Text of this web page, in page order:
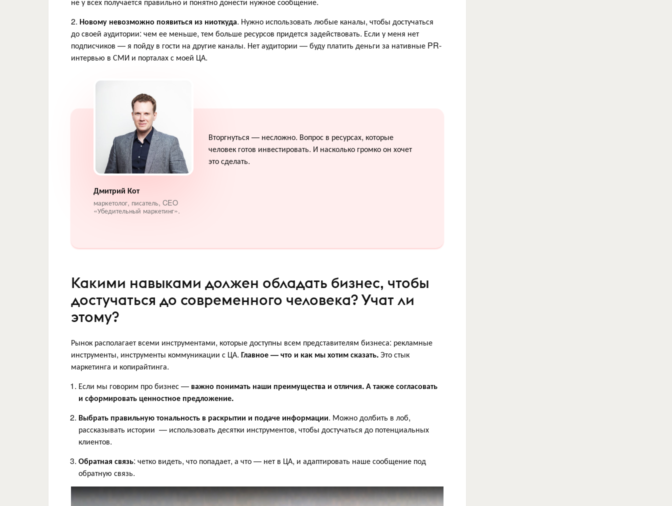
2. Новому невозможно появиться из ниоткуда. Нужно использовать любые каналы, чтобы достучаться
до своей аудитории: чем ее меньше, тем больше ресурсов придется задействовать. Если у меня нет
подписчиков — я пойду в гости на другие каналы. Нет аудитории — буду платить деньги за нативные PR-
интервью в СМИ и порталах с моей ЦА.
Дмитрий Кот
маркетолог, писатель, CEO
«Убедительный маркетинг».
Вторгнуться — несложно. Вопрос в ресурсах, которые
человек готов инвестировать. И насколько громко он хочет
это сделать.
Какими навыками должен обладать бизнес, чтобы
достучаться до современного человека? Учат ли
этому?
Рынок располагает всеми инструментами, которые доступны всем представителям бизнеса: рекламные
инструменты, инструменты коммуникации с ЦА. Главное — что и как мы хотим сказать.Это стык
маркетинга и копирайтинга.
Если мы говорим про бизнес — важно понимать наши преимущества и отличия. А также согласовать
и сформировать ценностное предложение.
Выбрать правильную тональность в раскрытии и подаче информации. Можно долбить в лоб,
рассказывать истории — использовать десятки инструментов, чтобы достучаться до потенциальных
клиентов.
Обратная связь: четко видеть, что попадает, а что — нет в ЦА, и адаптировать наше сообщение под
обратную связь.